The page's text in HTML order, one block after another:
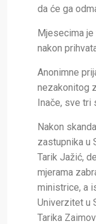
da će ga
Mjesecima je
nakon
Anonimne
nezakonitog
Inače, sve tri
Nakon
zastupnika u
Tarik Jažić,
mjerama
ministrice, a
Univerzitet u
Tarika